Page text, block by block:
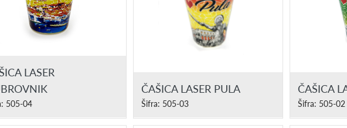
LASER
505-04
ČAŠICA LASER PULA
Šifra: 505-03
ČAŠICA
Šifra: 505-02